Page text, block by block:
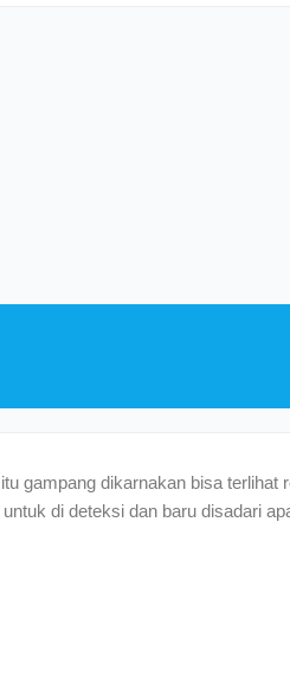
gampang dikarnakan bisa terlihat
di deteksi dan baru disadari